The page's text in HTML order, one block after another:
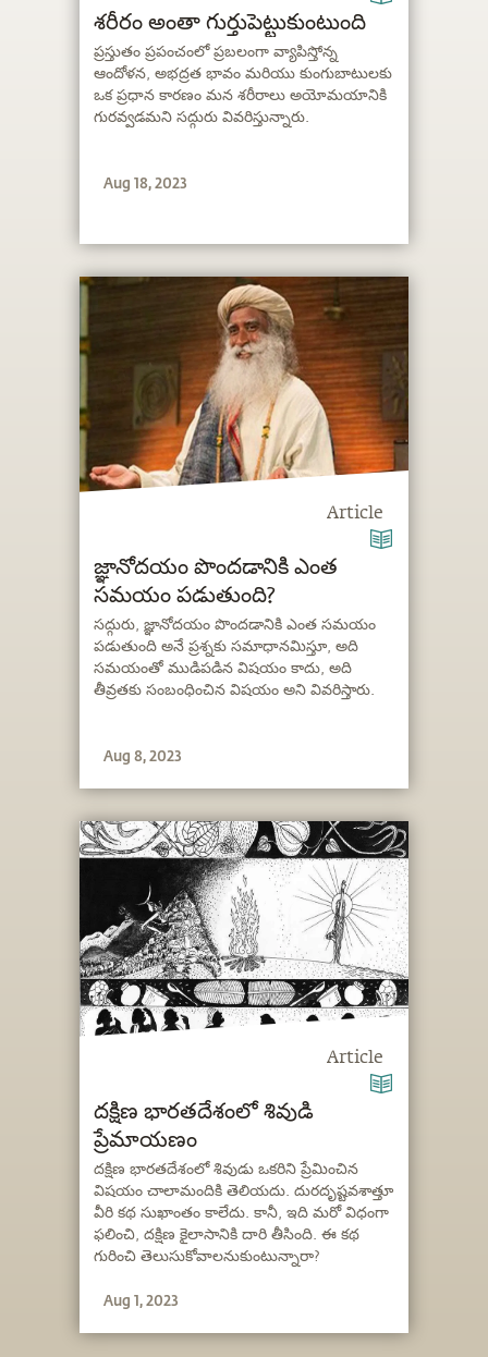
శరీరం అంతా గుర్తుపెట్టుకుంటుంది
ప్రస్తుతం ప్రపంచంలో ప్రబలంగా వ్యాపిస్తోన్న
ఆందోళన, అభద్రత భావం మరియు కుంగుబాటులకు
ఒక ప్రధాన కారణం మన శరీరాలు అయోమయానికి
గురవ్వడమని సద్గురు వివరిస్తున్నారు.
Aug 18, 2023
Article
జ్ఞానోదయం పొందడానికి ఎంత
సమయం పడుతుంది?
సద్గురు, జ్ఞానోదయం పొందడానికి ఎంత సమయం
పడుతుంది అనే ప్రశ్నకు సమాధానమిస్తూ, అది
సమయంతో ముడిపడిన విషయం కాదు, అది
తీవ్రతకు సంబంధించిన విషయం అని వివరిస్తారు.
Aug 8, 2023
Article
దక్షిణ భారతదేశంలో శివుడి
ప్రేమాయణం
దక్షిణ భారతదేశంలో శివుడు ఒకరిని ప్రేమించిన
విషయం చాలామందికి తెలియదు. దురదృష్టవశాత్తూ
వీరి కథ సుఖాంతం కాలేదు. కానీ, ఇది మరో విధంగా
ఫలించి, దక్షిణ కైలాసానికి దారి తీసింది. ఈ కథ
గురించి తెలుసుకోవాలనుకుంటున్నారా?
Aug 1, 2023